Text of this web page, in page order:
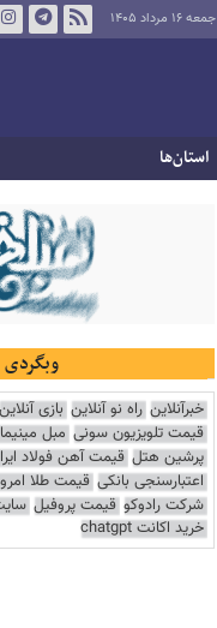
جمعه ۱۶ مرداد ۱۴۰۵
استان‌ها
وبگردی
خبرآنلاین راه نو آنلاین بازی آنلاین
قیمت تلویزیون سونی مبل
پرشین هتل قیمت آهن فولاد
اعتبارسنجی بانکی قیمت طلا
شرکت رادوکو قیمت پروفیل
خرید اکانت chatgpt